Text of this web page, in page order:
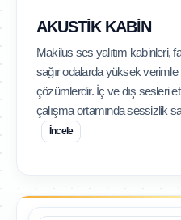
AKUSTIK KABIN
Makilus ses yalıtım kabinleri,
sağır odalarda yüksek verimle
çözümlerdir. İç ve dış sesleri
çalışma ortamında sessizlik
İncele